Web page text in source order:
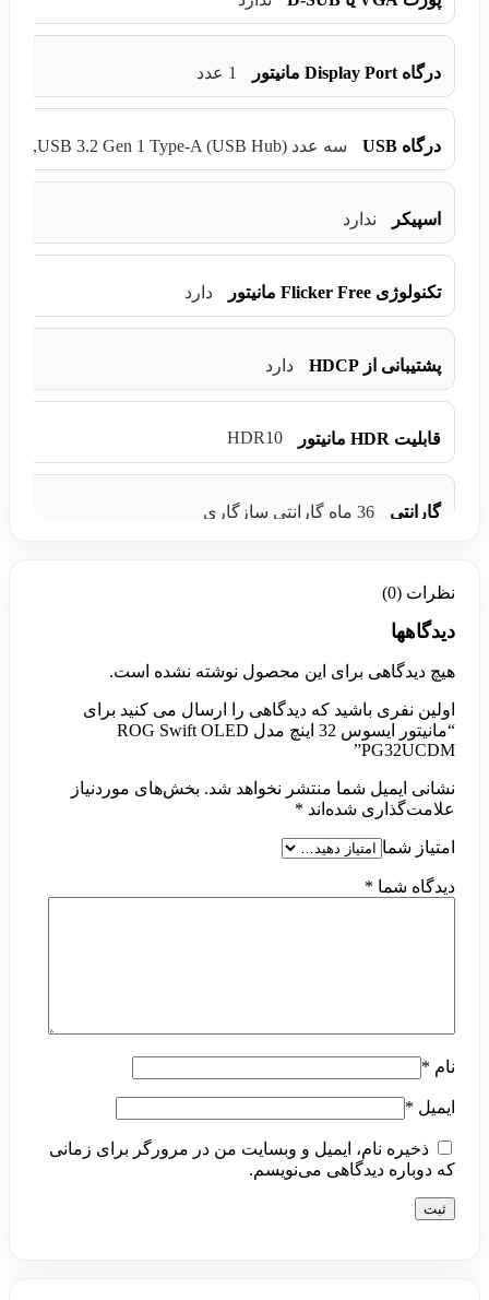
درگاه Display Port مانیتور 1 عدد
درگاه USB سه عدد USB 3.2 Gen 1 Type-A (USB Hub), یک عدد USB Type-C
اسپیکر ندارد
تکنولوژی Flicker Free مانیتور دارد
پشتیبانی از HDCP دارد
قابلیت HDR مانیتور HDR10
گارانتی 36 ماه گارانتی سازگاری
نظرات (0)
دیدگاهها
هیچ دیدگاهی برای این محصول نوشته نشده است.
اولین نفری باشید که دیدگاهی را ارسال می کنید برای
“مانیتور ایسوس 32 اینچ مدل ROG Swift OLED
PG32UCDM”
نشانی ایمیل شما منتشر نخواهد شد. بخش‌های موردنیاز
علامت‌گذاری شده‌اند *
امتیاز شما
دیدگاه شما *
نام *
ایمیل *
ذخیره نام، ایمیل و وبسایت من در مرورگر برای زمانی
که دوباره دیدگاهی می‌نویسم.